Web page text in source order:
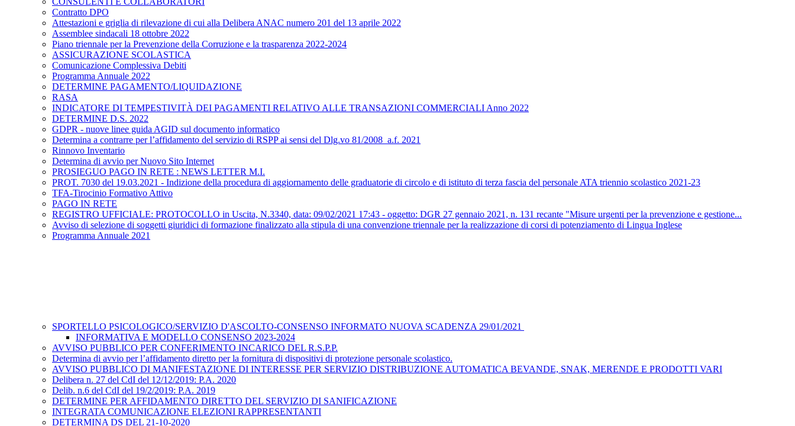
Contratto DPO
Attestazioni e griglia di rilevazione di cui alla Delibera ANAC numero 201 del 13 aprile 2022
Assemblee sindacali 18 ottobre 2022
Piano triennale per la Prevenzione della Corruzione e la trasparenza 2022-2024
ASSICURAZIONE SCOLASTICA
Comunicazione Complessiva Debiti
Programma Annuale 2022
DETERMINE PAGAMENTO/LIQUIDAZIONE
RASA
INDICATORE DI TEMPESTIVITÀ DEI PAGAMENTI RELATIVO ALLE TRANSAZIONI COMMERCIALI Anno 2022
DETERMINE D.S. 2022
GDPR - nuove linee guida AGID sul documento informatico
Determina a contrarre per l’affidamento del servizio di RSPP ai sensi del Dlg.vo 81/2008_a.f. 2021
Rinnovo Inventario
Determina di avvio per Nuovo Sito Internet
PROSIEGUO PAGO IN RETE : NEWS LETTER M.I.
PROT. 7030 del 19.03.2021 - Indizione della procedura di aggiornamento delle graduatorie di circolo e di istituto di terza fascia del personale ATA triennio scolastico 2021-23
TFA-Tirocinio Formativo Attivo
PAGO IN RETE
REGISTRO UFFICIALE: PROTOCOLLO in Uscita, N.3340, data: 09/02/2021 17:43 - oggetto: DGR 27 gennaio 2021, n. 131 recante "Misure urgenti per la prevenzione e gestione...
Avviso di selezione di soggetti giuridici di formazione finalizzato alla stipula di una convenzione triennale per la realizzazione di corsi di potenziamento di Lingua Inglese
Programma Annuale 2021
SPORTELLO PSICOLOGICO/SERVIZIO D'ASCOLTO-CONSENSO INFORMATO NUOVA SCADENZA 29/01/2021
INFORMATIVA E MODELLO CONSENSO 2023-2024
AVVISO PUBBLICO PER CONFERIMENTO INCARICO DEL R.S.P.P.
Determina di avvio per l’affidamento diretto per la fornitura di dispositivi di protezione personale scolastico.
AVVISO PUBBLICO DI MANIFESTAZIONE DI INTERESSE PER SERVIZIO DISTRIBUZIONE AUTOMATICA BEVANDE, SNAK, MERENDE E PRODOTTI VARI
Delibera n. 27 del CdI del 12/12/2019: P.A. 2020
Delib. n.6 del CdI del 19/2/2019: P.A. 2019
DETERMINE PER AFFIDAMENTO DIRETTO DEL SERVIZIO DI SANIFICAZIONE
INTEGRATA COMUNICAZIONE ELEZIONI RAPPRESENTANTI
DETERMINA DS DEL 21-10-2020